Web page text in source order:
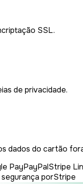
SSL.
de privacidade.
dados do cartão
PayPayPalStripe
porStripe